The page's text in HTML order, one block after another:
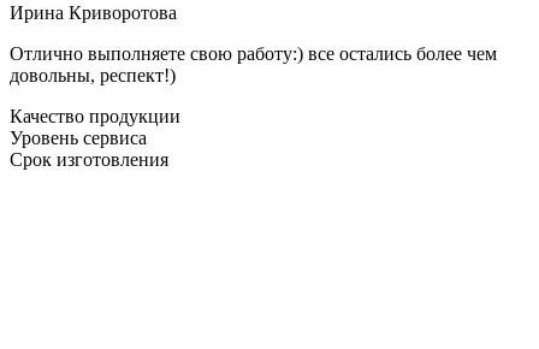
Ирина Криворотова
Отлично выполняете свою работу:) все остались более чем
довольны, респект!)
Качество продукции
Уровень сервиса
Срок изготовления